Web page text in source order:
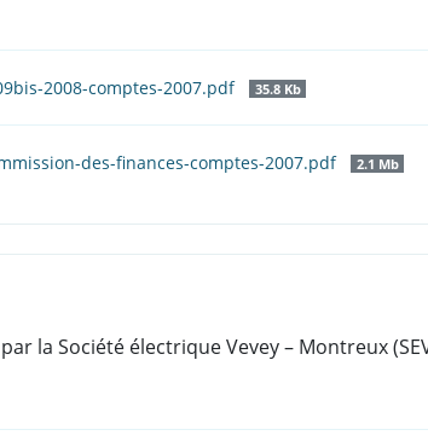
2008-comptes-2007.pdf 35.8 Kb
des-finances-comptes-2007.pdf 2.1 Mb
la Société électrique Vevey – Montreux